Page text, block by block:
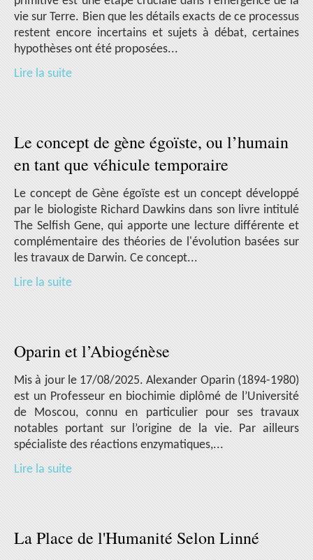
vie sur Terre. Bien que les détails exacts de ce processus
restent encore incertains et sujets à débat, certaines
hypothèses ont été proposées...
Lire la suite
Le concept de gène égoïste, ou l’humain
en tant que véhicule temporaire
Le concept de Gène égoïste est un concept développé
par le biologiste Richard Dawkins dans son livre intitulé
The Selfish Gene, qui apporte une lecture différente et
complémentaire des théories de l'évolution basées sur
les travaux de Darwin. Ce concept...
Lire la suite
Oparin et l’Abiogénèse
Mis à jour le 17/08/2025. Alexander Oparin (1894-1980)
est un Professeur en biochimie diplômé de l’Université
de Moscou, connu en particulier pour ses travaux
notables portant sur l’origine de la vie. Par ailleurs
spécialiste des réactions enzymatiques,...
Lire la suite
La Place de l'Humanité Selon Linné